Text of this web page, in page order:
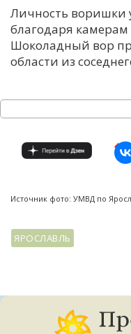
Н
Личность воришки
благодаря
Шоколадный вор
области из
Источник фото: УМВД по
ЯРОСЛАВЛЬ